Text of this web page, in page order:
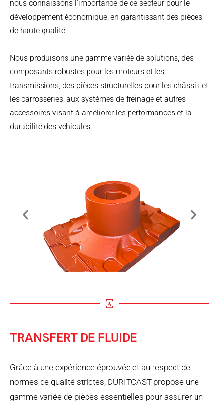
nous connaissons l'importance de ce secteur pour le
développement économique, en garantissant des pièces
de haute qualité.
Nous produisons une gamme variée de solutions, des
composants robustes pour les moteurs et les
transmissions, des pièces structurelles pour les châssis et
les carrosseries, aux systèmes de freinage et autres
accessoires visant à améliorer les performances et la
durabilité des véhicules.
TRANSFERT DE FLUIDE
Grâce à une expérience éprouvée et au respect de
normes de qualité strictes, DURITCAST propose une
gamme variée de pièces essentielles pour assurer un